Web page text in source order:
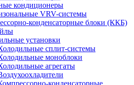
кондиционеры
VRV-системы
конденсаторные блоки (ККБ)
установки
сплит-системы
моноблоки
агрегаты
конденсаторные